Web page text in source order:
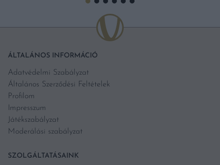
ÁLTALÁNOS INFORMÁCIÓ
Adatvédelmi Szabályzat
Általános Szerződési Feltételek
Profilom
Impresszum
Játékszabályzat
Moderálási szabályzat
SZOLGÁLTATÁSAINK